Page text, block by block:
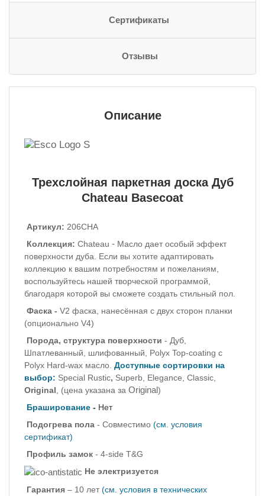
Сертификаты
Отзывы
Описание
Трехслойная паркетная доска Дуб
Chateau Basecoat
Артикул: 206CHA
Коллекция: Chateau - Масло дает особый эффект
поверхности дуба. Если вы хотите адаптировать
коллекцию к вашим потребностям и пожеланиям,
воспользуйтесь нашей творческой программой,
благодаря которой вы сможете создать стильный пол.
Фаска - V2 фаска, нанесённая с двух сторон планки
(опционально V4)
Порода, структура поверхности - Дуб,
Шпатлеванный, шлифованный
Polyx Top-coating с
Polyx Hard-wax масло. Доступные сортировки на
выбор: Special Rustic, Superb, Elegance, Classic,
Original
(цена указана за Original)
Браширование - Нет
Подогрева пола - Совместимо (см. условия
сертификат)
Профиль замок - 4-side T&G
Не электризуется
Гарантия – 10 лет(см. условия в технических